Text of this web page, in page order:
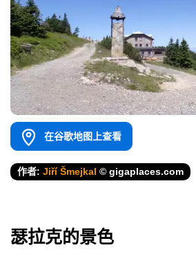
在谷歌地图上查看
作者: Jiří Šmejkal © gigaplaces.com
瑟拉克的景色